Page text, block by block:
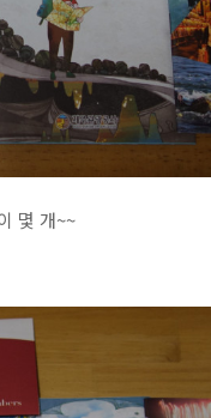
몇 개~~